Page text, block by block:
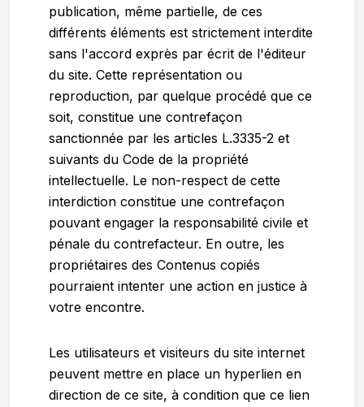
publication, même partielle, de ces
différents éléments est strictement interdite
sans l'accord exprès par écrit de l'éditeur
du site. Cette représentation ou
reproduction, par quelque procédé que ce
soit, constitue une contrefaçon
sanctionnée par les articles L.3335-2 et
suivants du Code de la propriété
intellectuelle. Le non-respect de cette
interdiction constitue une contrefaçon
pouvant engager la responsabilité civile et
pénale du contrefacteur. En outre, les
propriétaires des Contenus copiés
pourraient intenter une action en justice à
votre encontre.
Les utilisateurs et visiteurs du site internet
peuvent mettre en place un hyperlien en
direction de ce site, à condition que ce lien